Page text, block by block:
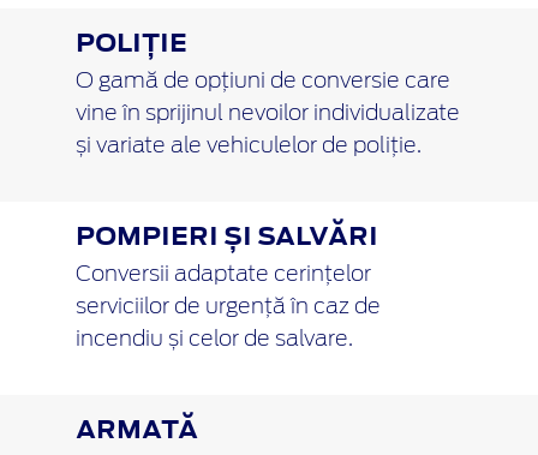
POLIȚIE
O gamă de opțiuni de conversie care
vine în sprijinul nevoilor individualizate
și variate ale vehiculelor de poliție.
POMPIERI ȘI SALVĂRI
Conversii adaptate cerințelor
serviciilor de urgență în caz de
incendiu și celor de salvare.
ARMATĂ